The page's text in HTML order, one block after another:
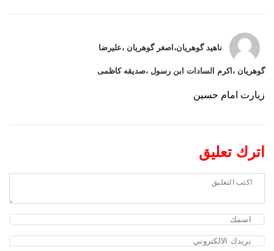
ناهید گوهریان،اصغر گوهریان ،علیرضا
گوهریان ،اکرم السادات ابن رسول ،صدیقه کاظمی
زیارت امام حسین
اترك تعليق